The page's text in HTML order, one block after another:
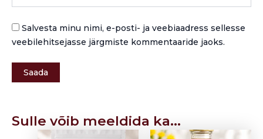
Salvesta minu nimi, e-posti- ja veebiaadress sellesse
veebilehitsejasse järgmiste kommentaaride jaoks.
Sulle võib meeldida ka…